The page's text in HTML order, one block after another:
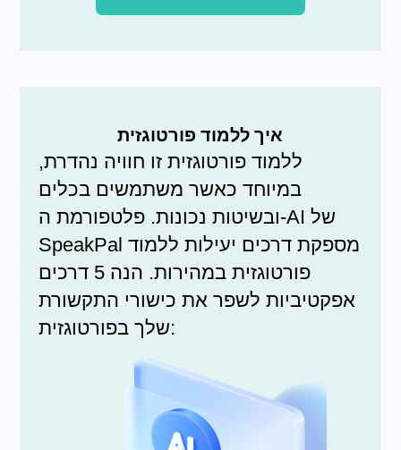
איך ללמוד פורטוגזית
ללמוד פורטוגזית זו חוויה נהדרת,
במיוחד כאשר משתמשים בכלים
ובשיטות נכונות. פלטפורמת ה-AI של
SpeakPal מספקת דרכים יעילות ללמוד
פורטוגזית במהירות. הנה 5 דרכים
אפקטיביות לשפר את כישורי התקשורת
שלך בפורטוגזית: